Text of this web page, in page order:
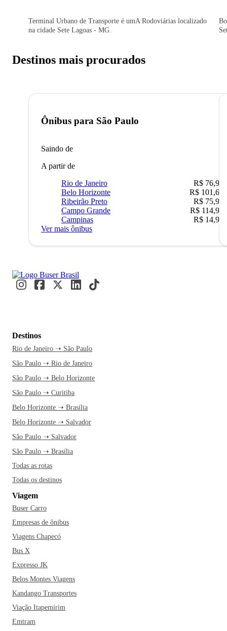
Terminal Urbano de Transporte é umA Rodoviárias localizado
na cidade Sete Lagoas - MG.
Destinos mais procurados
Ônibus para São Paulo
Saindo de
A partir de
Rio de Janeiro
R$ 76,90
Belo Horizonte
R$ 101,67
Ribeirão Preto
R$ 75,90
Campo Grande
R$ 114,90
Campinas
R$ 14,90
Ver mais ônibus
Destinos
Rio de Janeiro ➝ São Paulo
São Paulo ➝ Rio de Janeiro
São Paulo ➝ Belo Horizonte
São Paulo ➝ Curitiba
Belo Horizonte ➝ Brasília
Belo Horizonte ➝ Salvador
São Paulo ➝ Salvador
São Paulo ➝ Brasília
Todas as rotas
Todas os destinos
Viagem
Buser Carro
Empresas de ônibus
Viagens Chapecó
Bus X
Expresso JK
Belos Montes Viagens
Kandango Transportes
Viação Itapemirim
Emtram